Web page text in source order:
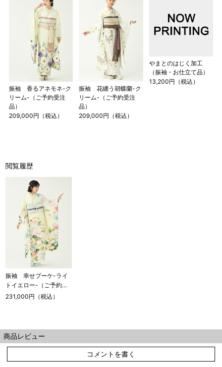
振袖 香るアネモネ-ク
リーム-（ご予約受注
品）
209,000円（税込）
振袖 花纏う胡蝶蘭-ク
リーム-（ご予約受注
品）
209,000円（税込）
やまとのはじく加工
（振袖・お仕立て品）
13,200円（税込）
閲覧履歴
振袖 幸せブーケ-ライ
トイエロー-（ご予約受
注品）
231,000円（税込）
商品レビュー
コメントを書く